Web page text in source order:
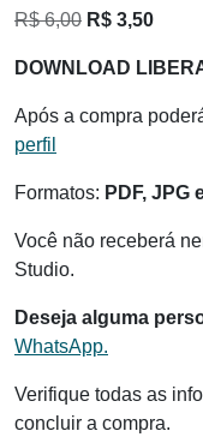
R$6,00 O
original
R$ 3,50O
atual
DOWNLOAD
Após a compra
perfil
Formatos: PDF, JPG
Você não receberá
Studio.
Deseja alguma
WhatsApp.
Verifique todas as
concluir a compra.